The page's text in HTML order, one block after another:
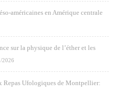
américaines en Amérique centrale
sur la physique de l’éther et les
2026
Repas Ufologiques de Montpellier: